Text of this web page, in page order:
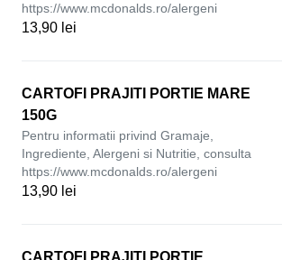
https://www.mcdonalds.ro/alergeni
13,90 lei
CARTOFI PRAJITI PORTIE MARE
150G
Pentru informatii privind Gramaje,
Ingrediente, Alergeni si Nutritie, consulta
https://www.mcdonalds.ro/alergeni
13,90 lei
CARTOFI PRAJITI PORTIE